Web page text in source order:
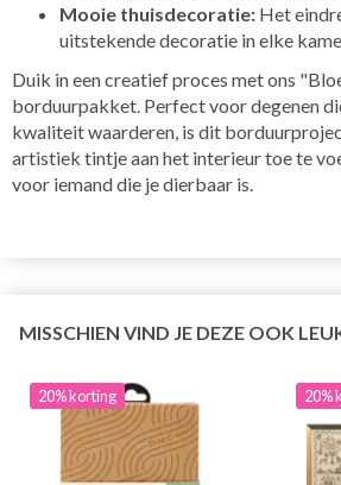
Mooie thuisdecoratie: Het
uitstekende decoratie in elke
Duik in een creatief proces met ons
borduurpakket. Perfect voor degenen
kwaliteit waarderen, is dit
artistiek tintje aan het interieur toe te
voor iemand die je dierbaar is.
MISSCHIEN VIND JE DEZE OOK
20% korting 20%